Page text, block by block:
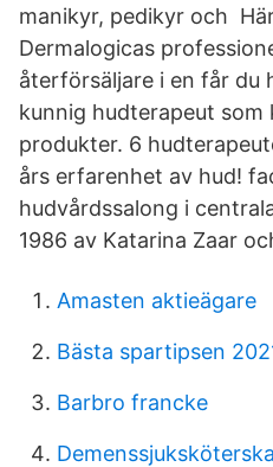
manikyr, pedikyr och
Dermalogicas
återförsäljare i en får du
kunnig hudterapeut som
produkter. 6
års erfarenhet av hud!
hudvårdssalong i
1986 av Katarina Zaar
Amasten aktieägare
Bästa spartipsen
Barbro francke